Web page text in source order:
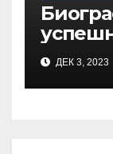
ДЕК 3, 2023